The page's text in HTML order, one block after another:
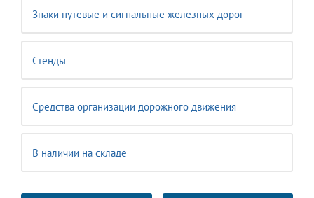
Знаки путевые и сигнальные железных дорог
Стенды
Средства организации дорожного движения
В наличии на складе